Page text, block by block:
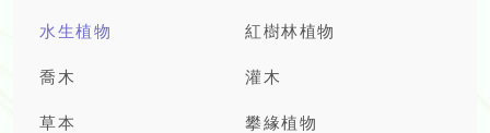
水生植物 紅樹林植物
喬木 灌木
草本 攀緣植物